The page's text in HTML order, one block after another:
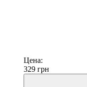
Цена:
329 грн